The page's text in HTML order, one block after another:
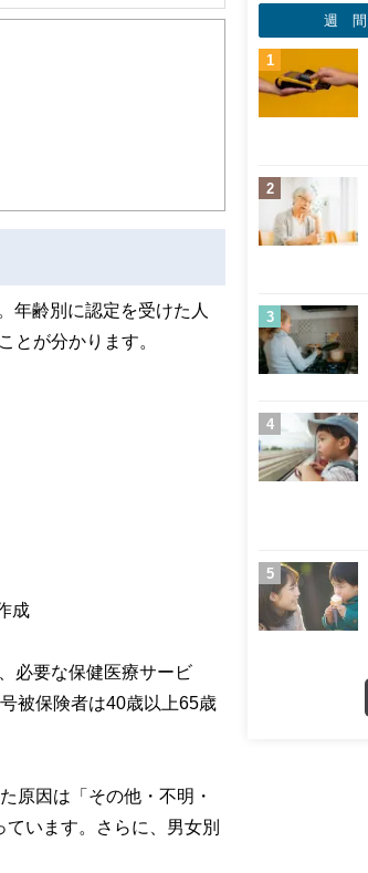
がなくなっていき、これからは
年齢別に認定を受けた人
とが分かります。
成
必要な保健医療サービ
被保険者は40歳以上65歳
原因は「その他・不明・
います。さらに、男女別
週 間